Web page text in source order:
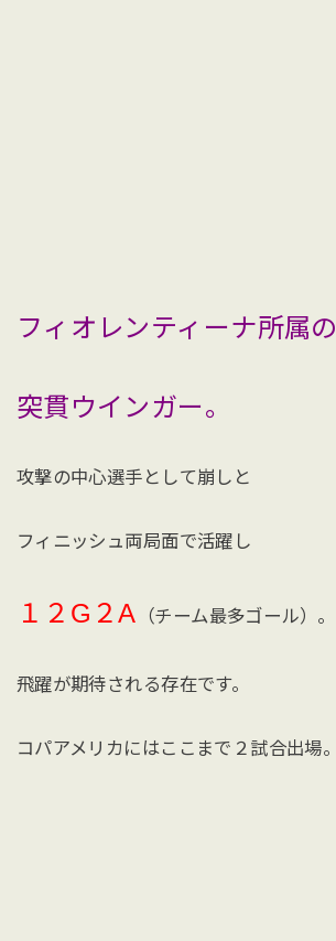
フィオレンティーナ所属の
突貫ウインガー。
攻撃の中心選手として崩しと
フィニッシュ両局面で活躍し
１２G２A （チーム最多ゴール）。
飛躍が期待される存在です。
コパアメリカにはここまで２試合出場。